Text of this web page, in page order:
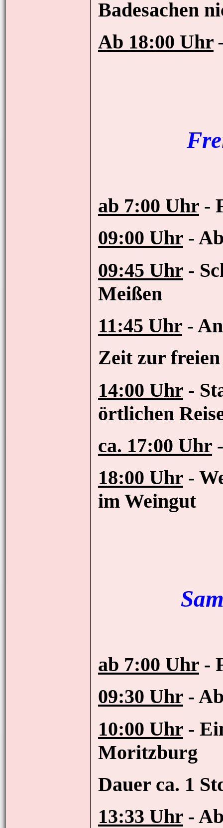
Badesachen
Ab 18:00 Uhr
ab 7:00 Uhr -
09:00 Uhr -
09:45 Uhr -
Meißen
11:45 Uhr -
Zeit zur
14:00 Uhr -
örtlichen
ca. 17:00 Uhr
18:00 Uhr -
im Weingut
ab 7:00 Uhr -
09:30 Uhr -
10:00 Uhr -
Moritzburg
Dauer ca. 1
13:33 Uhr -